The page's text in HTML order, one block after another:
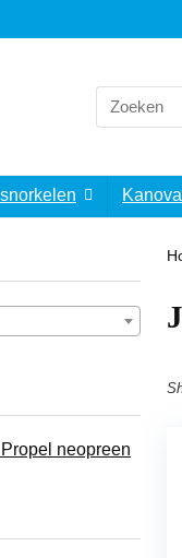
Search
for:
neopreen